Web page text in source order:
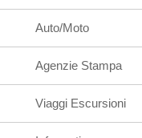
Auto/Moto
Agenzie Stampa
Viaggi Escursioni